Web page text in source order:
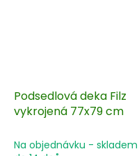
Podsedlová deka Filz
vykrojená 77x79 cm
Na objednávku - skladem